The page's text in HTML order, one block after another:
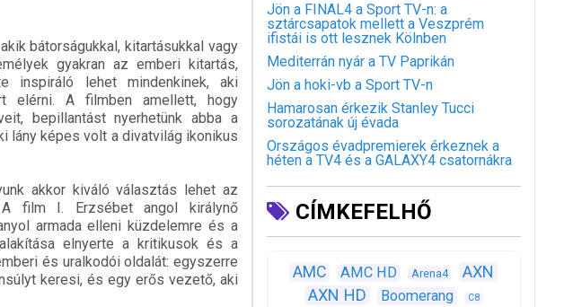
bátorságukkal, kitartásukkal vagy
gyakran az emberi kitartás,
inspiráló lehet mindenkinek, aki
elérni. A filmben amellett, hogy
bepillantást nyerhetünk abba a
lány képes volt a divatvilág ikonikus
akkor kiváló választás lehet az
A film I. Erzsébet angol királynő
armada elleni küzdelemre és a
elnyerte a kritikusok és a
és uralkodói oldalát: egyszerre
keresi, és egy erős vezető, aki
Jön a FINAL4 a Sport TV-n: a
sztárcsapatok mellett a Veszprém
ifistái is ott lesznek Kölnben
Mediterrán nyár a TV Paprikán
Jön a hoki-vb a Sport TV-n
Hamarosan érkezik Stanley Tucci
sorozatának új évada
Országos évadpremierek érkeznek a
héten a TV4 és a GALAXY4 csatornákra
CÍMKEFELHŐ
AMC AMC HD Arena4
AXN
AXN HD
Boomerang C8